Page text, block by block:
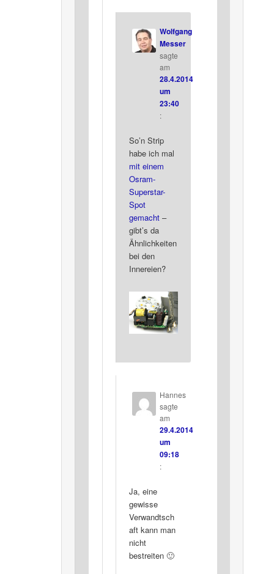
Wolfgang
Messer
sagte
am
28.4.2014
um
23:40
:
So’n Strip
habe ich mal
mit einem
Osram-
Superstar-
Spot
gemacht–
gibt’s da
Ähnlichkeiten
bei den
Innereien?
Hannes
sagte
am
29.4.2014
um
09:18
:
Ja, eine
gewisse
Verwandtsch
aft kann man
nicht
bestreiten 🙂